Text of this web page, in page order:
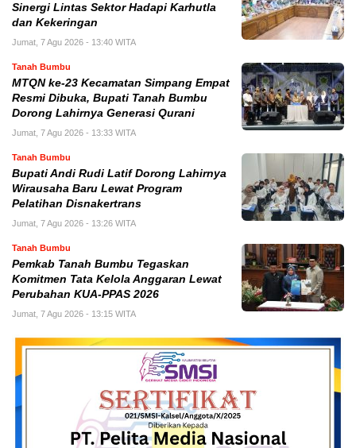
Sinergi Lintas Sektor Hadapi Karhutla
dan Kekeringan
Jumat, 7 Agu 2026 - 13:40 WITA
Tanah Bumbu
MTQN ke-23 Kecamatan Simpang Empat
Resmi Dibuka, Bupati Tanah Bumbu
Dorong Lahirnya Generasi Qurani
Jumat, 7 Agu 2026 - 13:33 WITA
Tanah Bumbu
Bupati Andi Rudi Latif Dorong Lahirnya
Wirausaha Baru Lewat Program
Pelatihan Disnakertrans
Jumat, 7 Agu 2026 - 13:26 WITA
Tanah Bumbu
Pemkab Tanah Bumbu Tegaskan
Komitmen Tata Kelola Anggaran Lewat
Perubahan KUA-PPAS 2026
Jumat, 7 Agu 2026 - 13:15 WITA